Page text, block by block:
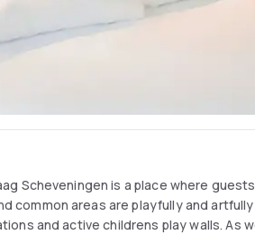
Scheveningen is a place where
common areas are playfully and
and active childrens play walls. As